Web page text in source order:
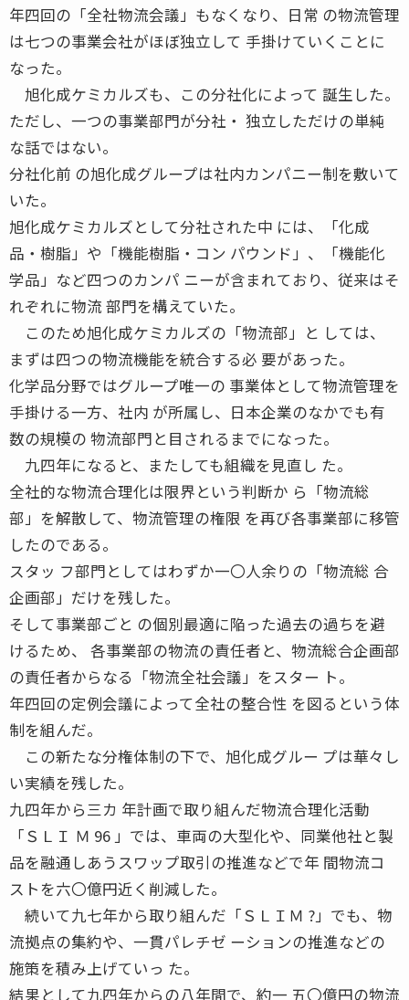
年四回の「全社物流会議」もなくなり、日常 の物流管理
は七つの事業会社がほぼ独立して 手掛けていくことに
なった。
旭化成ケミカルズも、この分社化によって 誕生した。
ただし、一つの事業部門が分社・ 独立しただけの単純
な話ではない。
分社化前 の旭化成グループは社内カンパニー制を敷いて
いた。
旭化成ケミカルズとして分社された中 には、「化成
品・樹脂」や「機能樹脂・コン パウンド」、「機能化
学品」など四つのカンパ ニーが含まれており、従来はそ
れぞれに物流 部門を構えていた。
このため旭化成ケミカルズの「物流部」と しては、
まずは四つの物流機能を統合する必 要があった。
化学品分野ではグループ唯一の 事業体として物流管理を
手掛ける一方、社内 が所属し、日本企業のなかでも有
数の規模の 物流部門と目されるまでになった。
九四年になると、またしても組織を見直し た。
全社的な物流合理化は限界という判断か ら「物流総
部」を解散して、物流管理の権限 を再び各事業部に移管
したのである。
スタッ フ部門としてはわずか一〇人余りの「物流総 合
企画部」だけを残した。
そして事業部ごと の個別最適に陥った過去の過ちを避
けるため、 各事業部の物流の責任者と、物流総合企画部
の責任者からなる「物流全社会議」をスター ト。
年四回の定例会議によって全社の整合性 を図るという体
制を組んだ。
この新たな分権体制の下で、旭化成グルー プは華々し
い実績を残した。
九四年から三カ 年計画で取り組んだ物流合理化活動
「ＳＬＩ Ｍ 96 」では、車両の大型化や、同業他社と製
品を融通しあうスワップ取引の推進などで年 間物流コ
ストを六〇億円近く削減した。
続いて九七年から取り組んだ「ＳＬＩＭ ?」でも、物
流拠点の集約や、一貫パレチゼ ーションの推進などの
施策を積み上げていっ た。
結果として九四年からの八年間で、約一 五〇億円の物流